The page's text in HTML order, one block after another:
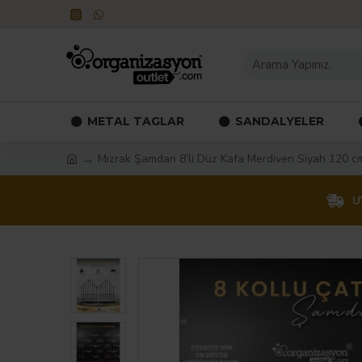
METAL TAGLAR SANDALYELER
Mızrak Şamdan 8’li Düz Kafa Merdiven Siyah 120